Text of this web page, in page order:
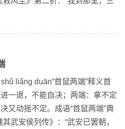
liǎng duān“首鼠两端”释义首
一退，不能自决；两端：拿不定
又动摇不定。成语“首鼠两端”典
武安侯列传》：“武安已罢朝，